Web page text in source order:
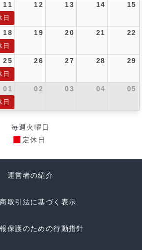
11 12 13 14 15
日
18 19 20 21 22
日
25 26 27 28 29
日
01 02 03 04 05
日
毎週火曜日
定休日
運営者の紹介
取引法に基づく表示
保護のための行動指針